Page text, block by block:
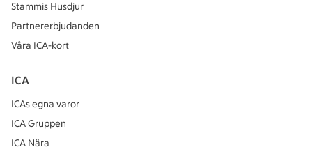
Stammis Husdjur
Partnererbjudanden
Våra ICA-kort
ICA
ICAs egna varor
ICA Gruppen
ICA Nära